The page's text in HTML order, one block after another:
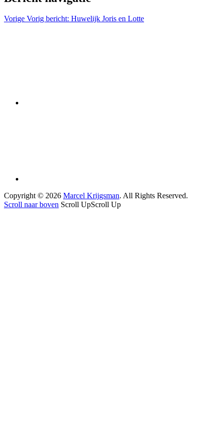
Vorige Vorig bericht: Huwelijk Joris en Lotte
Copyright © 2026 Marcel Krijgsman. All Rights Reserved.
Scroll naar boven Scroll UpScroll Up